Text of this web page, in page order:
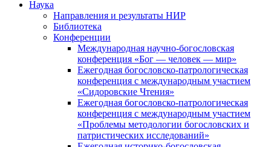
Наука
Направления и результаты НИР
Библиотека
Конференции
Международная научно-богословская
конференция «Бог — человек — мир»
Ежегодная богословско-патрологическая
конференция с международным участием
«Сидоровские Чтения»
Ежегодная богословско-патрологическая
конференция с международным участием
«Проблемы методологии богословских и
патристических исследований»